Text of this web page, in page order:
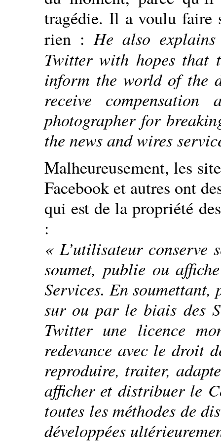
tragédie. Il a voulu faire
rien :He also
Twitter with hopes that
inform the world of the
receive
photographer for
the news and wires
Malheureusement, les
Facebook et autres ont
qui est de la propriété
:
« L’utilisateur conserve
soumet, publie ou
Services. En
sur ou par le biais des
Twitter une licence
redevance avec le droit
reproduire, traiter,
afficher et distribuer le
toutes les méthodes de
développées